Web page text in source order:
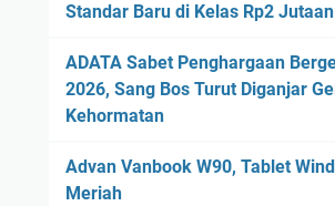
Standar Baru di Kelas Rp2 Jutaan
ADATA Sabet Penghargaan
2026, Sang Bos Turut Diganjar
Kehormatan
Advan Vanbook W90, Tablet
Meriah